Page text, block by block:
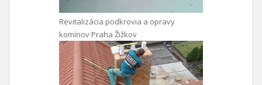
Revitalizácia podkrovia a opravy
komínov Praha Žižkov